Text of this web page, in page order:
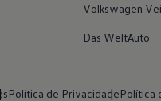
Volkswagen
Das WeltAuto
Política de PrivacidadePolítica